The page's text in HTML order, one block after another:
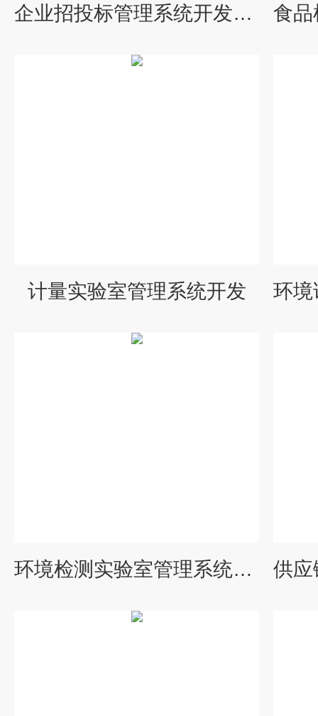
企业招投标管理系统开发服务
计量实验室管理系统开发
环境检测实验室管理系统开发